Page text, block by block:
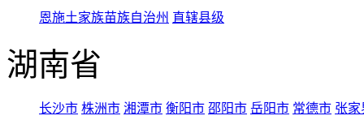
恩施土家族苗族自治州 直辖县级
湖南省
长沙市 株洲市 湘潭市 衡阳市 邵阳市 岳阳市 常德市 张家